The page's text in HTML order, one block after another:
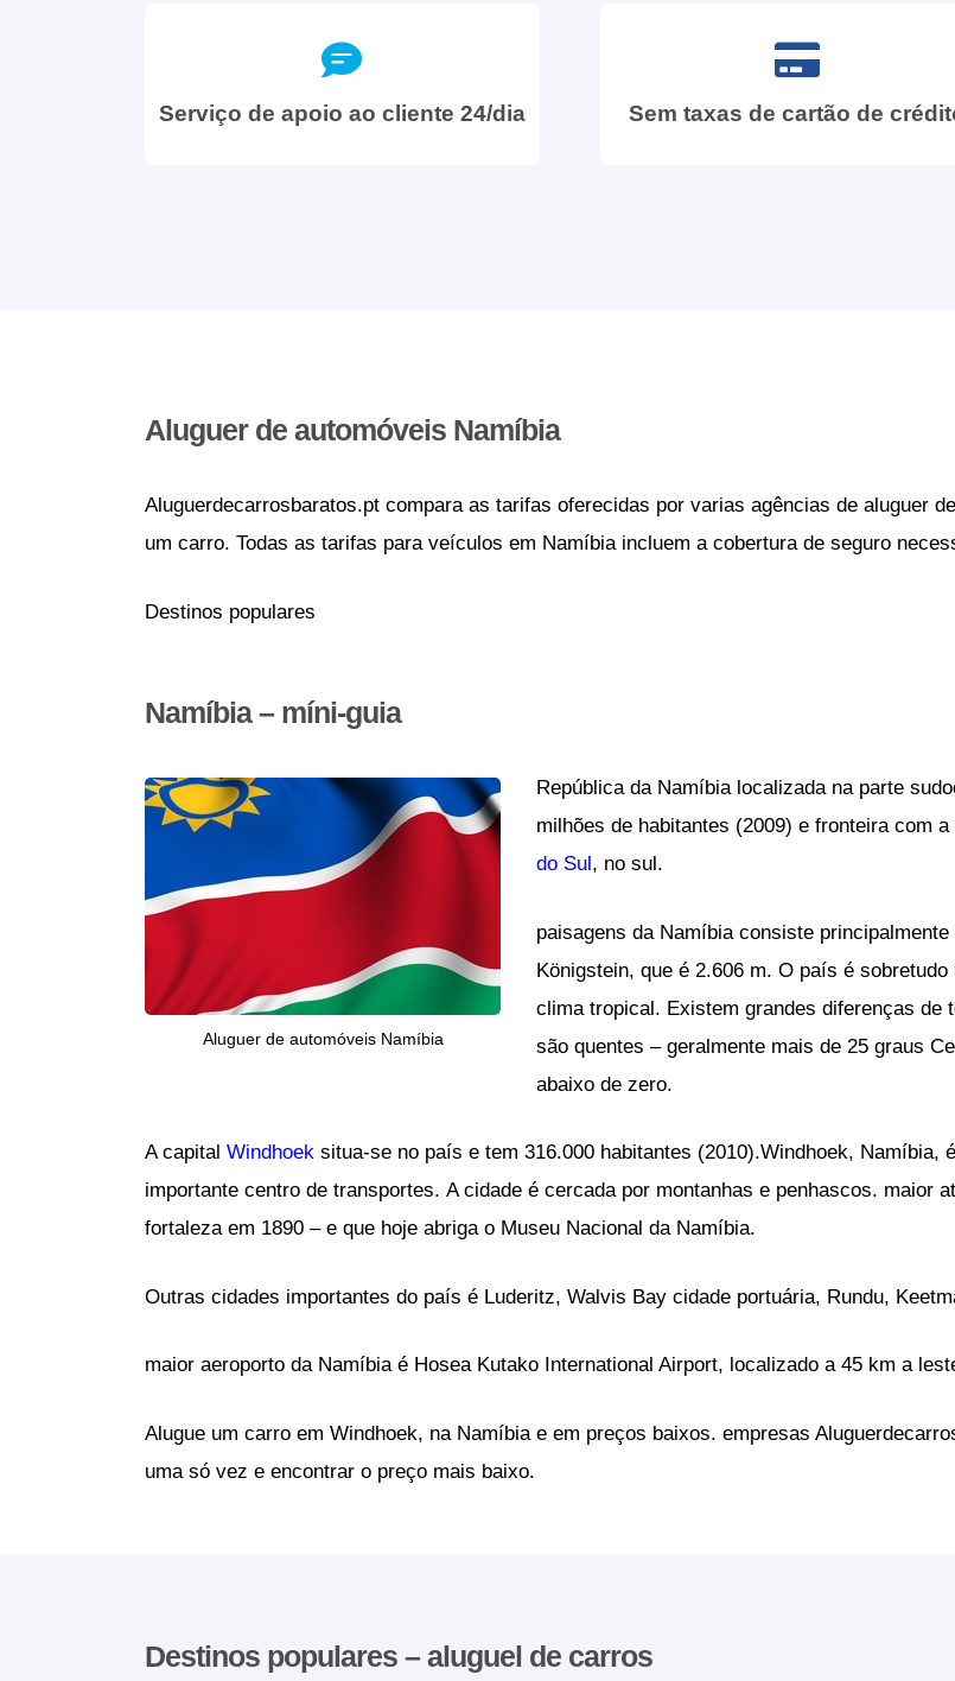
Serviço de apoio ao cliente 24/dia Sem taxas de cartão de
Aluguer de automóveis Namíbia
Aluguerdecarrosbaratos.pt compara as tarifas oferecidas por varias agências de aluguer
um carro. Todas as tarifas para veículos em Namíbia incluem a cobertura de seguro
Destinos populares
Namíbia – míni-guia
Aluguer de automóveis Namíbia
República da Namíbia localizada na parte
milhões de habitantes (2009) e fronteira com
do Sul , no sul.
paisagens da Namíbia consiste
Königstein, que é 2.606 m. O país é
clima tropical. Existem grandes diferenças de
são quentes – geralmente mais de 25 graus
abaixo de zero.
A capital Windhoek situa-se no país e tem 316.000 habitantes (2010).Windhoek, Namíbia,
importante centro de transportes. A cidade é cercada por montanhas e penhascos. maior
fortaleza em 1890 – e que hoje abriga o Museu Nacional da Namíbia.
Outras cidades importantes do país é Luderitz, Walvis Bay cidade portuária, Rundu,
maior aeroporto da Namíbia é Hosea Kutako International Airport, localizado a 45 km a
Alugue um carro em Windhoek, na Namíbia e em preços baixos. empresas
uma só vez e encontrar o preço mais baixo.
Destinos populares – aluguel de carros